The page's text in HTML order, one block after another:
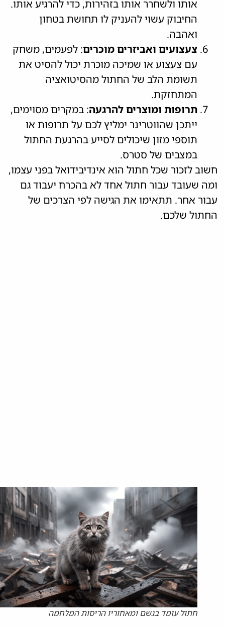
אותו ולשחרר אותו בזהירות, כדי להרגיע אותו.
החיבוק עשוי להעניק לו תחושת בטחון
ואהבה.
צעצועים ואביזרים מוכרים: לפעמים, משחק
עם צעצוע או שמיכה מוכרת יכול להסיט את
תשומת הלב של החתול מהסיטואציה
המתחזקת.
תרופות ומוצרים להרגעה: במקרים מסוימים,
ייתכן שהווטרינר ימליץ לכם על תרופות או
תוספי מזון שיכולים לסייע בהרגעת החתול
במצבים של סטרס.
חשוב לזכור שכל חתול הוא אינדיבידואל בפני עצמו,
ומה שעובד עבור חתול אחד לא בהכרח יעבוד גם
עבור אחר. תתאימו את הגישה לפי הצרכים של
החתול שלכם.
חתול עומד בגשם ומאחוריו הריסות המלחמה